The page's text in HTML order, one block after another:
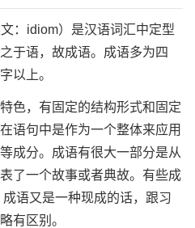
：idiom）是汉语词汇中定型
于语，故成语。成语多为四
以上。
色，有固定的结构形式和固定
语句中是作为一个整体来应用
成分。成语有很大一部分是从
了一个故事或者典故。有些成
语又是一种现成的话，跟习
有区别。